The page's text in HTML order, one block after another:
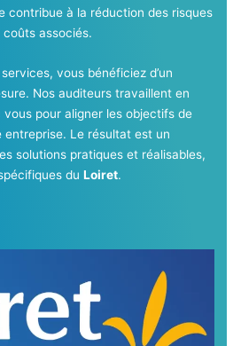
contribue à la réduction des risques
associés.
vous bénéficiez d’un
Nos auditeurs travaillent en
pour aligner les objectifs de
entreprise. Le résultat est un
solutions pratiques et réalisables,
duLoiret.